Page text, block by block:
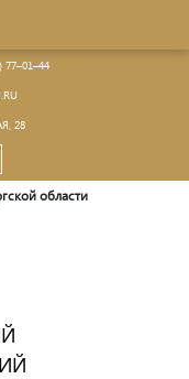
77–01–44
28
области